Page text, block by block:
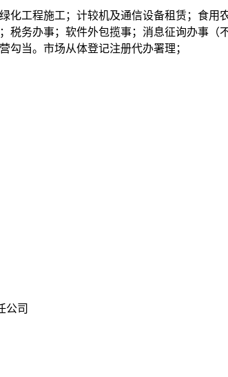
工程施工；计较机及通信设备租赁；食用
税务办事；软件外包揽事；消息征询办事
勾当。市场从体登记注册代办署理；
公司